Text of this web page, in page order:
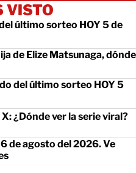
VISTO
último sorteo HOY 5 de
de Elize Matsunaga, dónde
del último sorteo HOY 5
¿Dónde ver la serie viral?
de agosto del 2026. Ve